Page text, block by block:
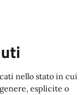
nello stato in cui
esplicite o